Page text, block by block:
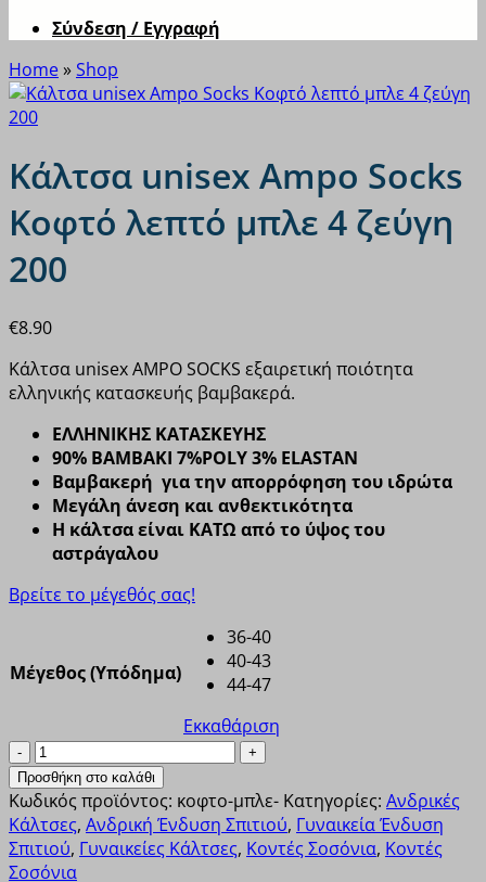
Σύνδεση / Εγγραφή
Home»Shop
Κάλτσα unisex Ampo Socks
Κοφτό λεπτό μπλε 4 ζεύγη
200
€8.90
Κάλτσα unisex AMPO SOCKS εξαιρετική ποιότητα
ελληνικής κατασκευής βαμβακερά.
ΕΛΛΗΝΙΚΗΣ ΚΑΤΑΣΚΕΥΗΣ
90% ΒΑΜΒΑΚΙ 7%POLY 3% ELASTAN
Βαμβακερή για την απορρόφηση του ιδρώτα
Μεγάλη άνεση και ανθεκτικότητα
Η κάλτσα είναι ΚΑΤΩ από το ύψος του
αστράγαλου
Βρείτε το μέγεθός σας!
Μέγεθος (Υπόδημα)
36-40
40-43
44-47
Εκκαθάριση
Κάλτσα
unisex
Ampo
Socks
Κοφτό
λεπτό
Προσθήκη στο καλάθι
Κωδικός προϊόντος: κοφτο-μπλε- Κατηγορίες: Ανδρικές
Κάλτσες, Ανδρική Ένδυση Σπιτιού, Γυναικεία Ένδυση
Σπιτιού, Γυναικείες Κάλτσες, Κοντές Σοσόνια, Κοντές
Σοσόνια